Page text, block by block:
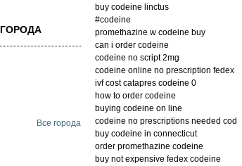
Все города
buy codeine linctus
#codeine
promethazine w codeine buy
can i order codeine
codeine no script 2mg
codeine online no prescription fedex
ivf cost catapres codeine 0
how to order codeine
buying codeine on line
codeine no prescriptions needed cod
buy codeine in connecticut
order promethazine codeine
buy not expensive fedex codeine